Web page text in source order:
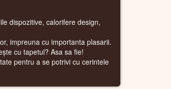
dispozitive, calorifere design,
impreuna cu importanta plasarii.
cu tapetul? Asa sa fie!
pentru a se potrivi cu cerintele